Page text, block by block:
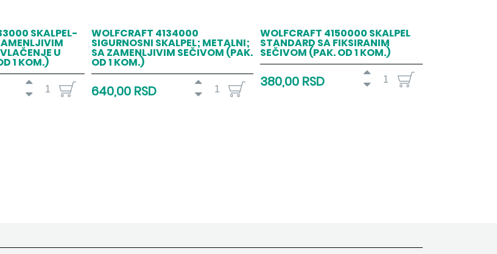
SKALPEL-
U
1 KOM.)
WOLFCRAFT 4134000
SIGURNOSNI SKALPEL; METALNI;
SA ZAMENLJIVIM SEČIVOM (PAK.
OD 1 KOM.)
640,00 RSD
WOLFCRAFT 4150000 SKALPEL
STANDARD SA FIKSIRANIM
SEČIVOM (PAK. OD 1 KOM.)
380,00 RSD